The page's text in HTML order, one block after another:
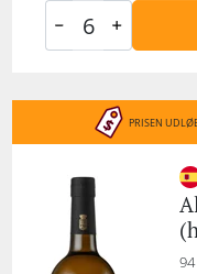
PRISEN